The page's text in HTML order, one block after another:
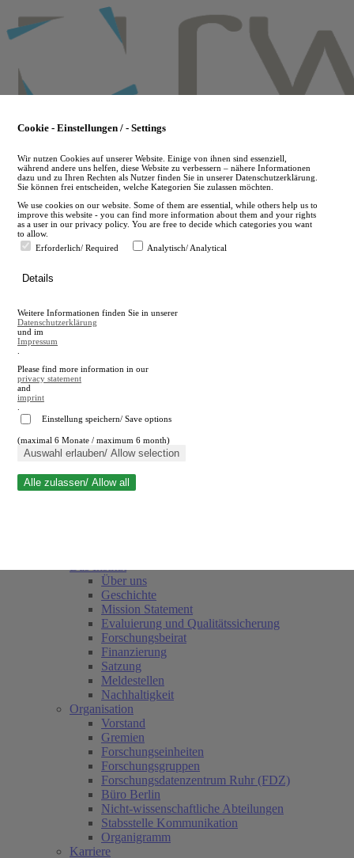
to
main
en
A
A
Suche schließen
Über uns
Geschichte
Mission Statement
Evaluierung und Qualitätssicherung
Forschungsbeirat
Finanzierung
Satzung
Meldestellen
Nachhaltigkeit
Organisation
Vorstand
Gremien
Forschungseinheiten
Forschungsgruppen
Forschungsdatenzentrum Ruhr (FDZ)
Büro Berlin
Nicht-wissenschaftliche Abteilungen
Stabsstelle Kommunikation
Organigramm
Karriere
Cookie - Einstellungen / - Settings
Wir nutzen Cookies auf unserer Website. Einige von ihnen sind essenziell,
während andere uns helfen, diese Website zu verbessern – nähere Informationen
dazu und zu Ihren Rechten als Nutzer finden Sie in unserer Datenschutzerklärung.
Sie können frei entscheiden, welche Kategorien Sie zulassen möchten.
We use cookies on our website. Some of them are essential, while others help us to
improve this website - you can find more information about them and your rights
as a user in our privacy policy. You are free to decide which categories you want
to allow.
Erforderlich/ Required
Analytisch/ Analytical
Details
Weitere Informationen finden Sie in unserer
Datenschutzerklärung
und im
Impressum
Please find more information in our
privacy statement
and
imprint
Einstellung speichern/ Save options
(maximal 6 Monate / maximum 6 month)
Auswahl erlauben/ Allow selection
Alle zulassen/ Allow all